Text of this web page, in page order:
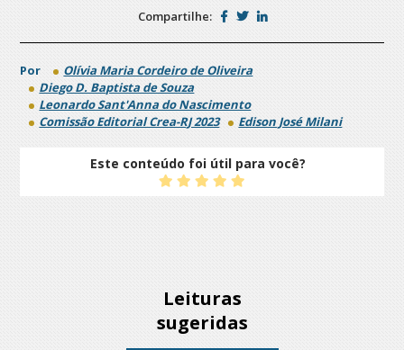
Compartilhe:
Por
Olívia Maria Cordeiro de Oliveira
Diego D. Baptista de Souza
Leonardo Sant'Anna do Nascimento
Comissão Editorial Crea-RJ 2023
Edison José Milani
Este conteúdo foi útil para você?
Leituras
sugeridas